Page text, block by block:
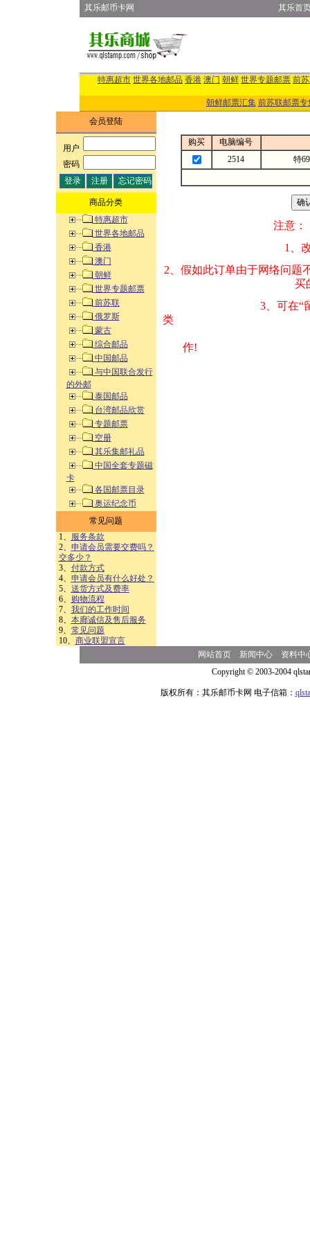
其乐邮币卡网 其乐首
特惠超市 世界各地邮品 香港 澳门 朝鲜 世界专题邮票 前
朝鲜邮票汇集 前苏联邮票专
会员登陆
用户:
密码:
商品分类
特惠超市
世界各地邮品
香港
澳门
朝鲜
世界专题邮票
前苏联
俄罗斯
蒙古
综合邮品
中国邮品
与中国联合发行
的外邮
泰国邮品
台湾邮品欣赏
专题邮票
空册
其乐集邮礼品
中国全套专题磁
卡
各国邮票目录
奥运纪念币
常见问题
1、
服务条款
2、 申请会员需要交费吗？
交多少？
3、 付款方式
4、 申请会员有什么好处？
5、 送货方式及费率
6、
购物流程
7、 我们的工作时间
8、 本廊诚信及售后服务
9、 常见问题
10、 商业联盟宣言
购买
电脑编号
2514
特
注意：
1、改变商品数量
2、假如此订单由
买的邮品的“
3、可在“
类 方式告之
作!
网站首页 新闻中心
资料中
Copyright © 2003-2004
版权所有：其乐邮币卡网 电子信箱：